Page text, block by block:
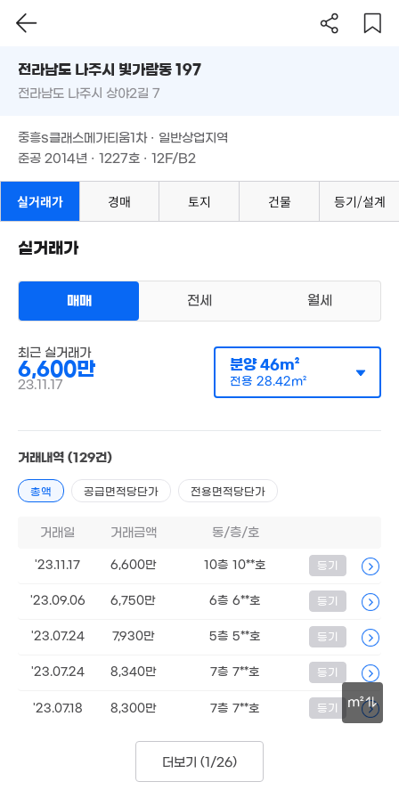
48m²
감정가 보기
매매 6600만원
전용28m²
70.27억
필터 매물 탐색
전라남도 나주시 빛가람동 197
준공 2014년 · 1227호 · 12F/B2
m²
전라남도 나주시 빛가람동 197
전라남도 나주시 상야2길 7
중흥s클래스메가티움1차 · 일반상업지역
준공 2014년 · 1227호 · 12F/B2
실거래가 경매 토지 건물 등기/설계
실거래가
매매 전세 월세
최근 실거래가
6,600만
23.11.17
분양46m²
전용 28.42m²
거래내역 (129건)
총액 공급면적당단가 전용면적당단가
거래일 거래금액 동/층/호
'23.11.17 6,600만 10층 10**호 등기
'23.09.06 6,750만 6층 6**호 등기
'23.07.24 7,930만 5층 5**호 등기
'23.07.24 8,340만 7층 7**호 등기
'23.07.18 8,300만 7층 7**호 등기
더보기 (1/26)